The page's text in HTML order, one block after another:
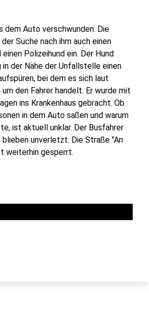
dem Auto verschwunden. Die
Suche nach ihm auch einen
Polizeihund ein. Der Hund
der Nähe der Unfallstelle einen
bei dem es sich laut
den Fahrer handelt. Er wurde mit
ins Krankenhaus gebracht. Ob
in dem Auto saßen und warum
ist aktuell unklar. Der Busfahrer
blieben unverletzt. Die Straße "An
weiterhin gesperrt.